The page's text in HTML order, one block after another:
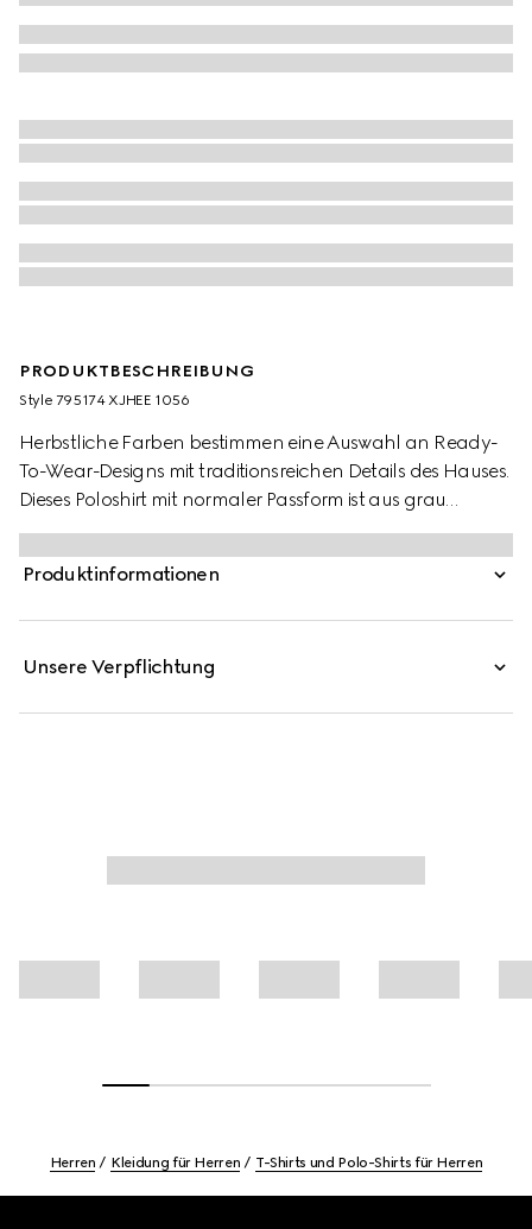
PRODUKTBESCHREIBUNG
Style ‎795174 XJHEE 1056
Herbstliche Farben bestimmen eine Auswahl an Ready-
To-Wear-Designs mit traditionsreichen Details des Hauses.
Dieses Poloshirt mit normaler Passform ist aus grau
meliertem Stretch-Baumwoll-Piqué gefertigt und mit einer
Logo-Stickerei versehen.
Produktinformationen
Unsere Verpflichtung
Herren Kleidung für Herren T-Shirts und Polo-Shirts für Herren